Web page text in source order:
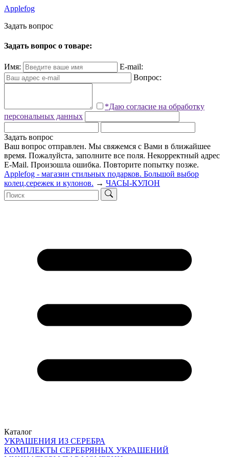
Applefog
Задать вопрос
Задать вопрос о товаре:
Имя:
E-mail:
Вопрос:
*Даю согласие на обработку
персональных данных
Задать вопрос
Ваш вопрос отправлен. Мы свяжемся с Вами в ближайшее
время. Пожалуйста, заполните все поля. Некорректный адрес
E-Mail. Произошла ошибка. Повторите попытку позже.
Applefog - магазин стильных подарков. Большой выбор
колец,сережек и кулонов. → ЧАСЫ-КУЛОН
Каталог
УКРАШЕНИЯ ИЗ СЕРЕБРА
КОМПЛЕКТЫ СЕРЕБРЯНЫХ УКРАШЕНИЙ